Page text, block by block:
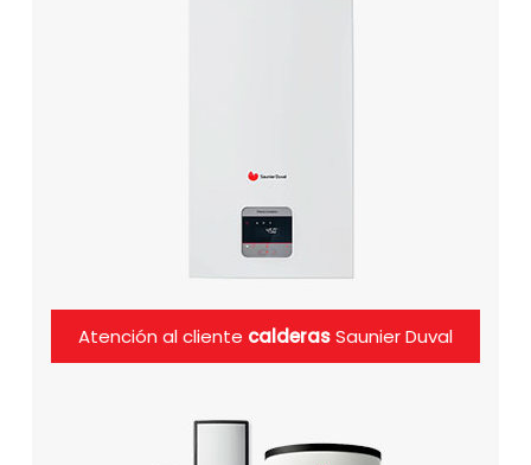
Atención al cliente calderasSaunier Duval